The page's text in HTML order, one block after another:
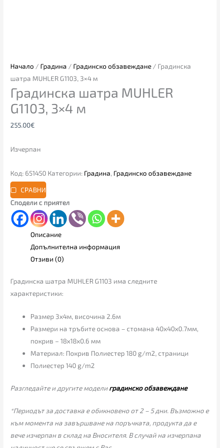
Начало / Градина / Градинско обзавеждане / Градинска
шатра MUHLER G1103, 3×4 м
Градинска шатра MUHLER
G1103, 3×4 м
255.00€
Изчерпан
Код: 651450 Категории: Градина, Градинско обзавеждане
СРАВНИ
Сподели с приятел
Описание
Допълнителна информация
Отзиви (0)
Градинска шатра MUHLER G1103 има следните
характеристики:
Размер 3х4м, височина 2.6м
Размери на тръбите основа – стомана 40х40х0.7мм,
покрив – 18х18х0.6 мм
Материал: Покрив Полиестер 180 g/m2, страници
Полиестер 140 g/m2
Разгледайте и другите моделиградинско обзавеждане
*Периодът за доставка е обикновено от 2 – 5 дни. Възможно е
към момента на завършване на поръчката, продукта да е
вече изчерпан в склад на Вносителя. В случай на изчерпана